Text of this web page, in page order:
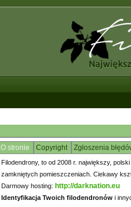
O stronie Copyright Zgłoszenia
Filodendrony, to od 2008 r. największy,
zamkniętych pomieszczeniach. Ciekawy
Darmowy hosting: http://darknation.eu
Identyfikacja Twoich filodendronów i